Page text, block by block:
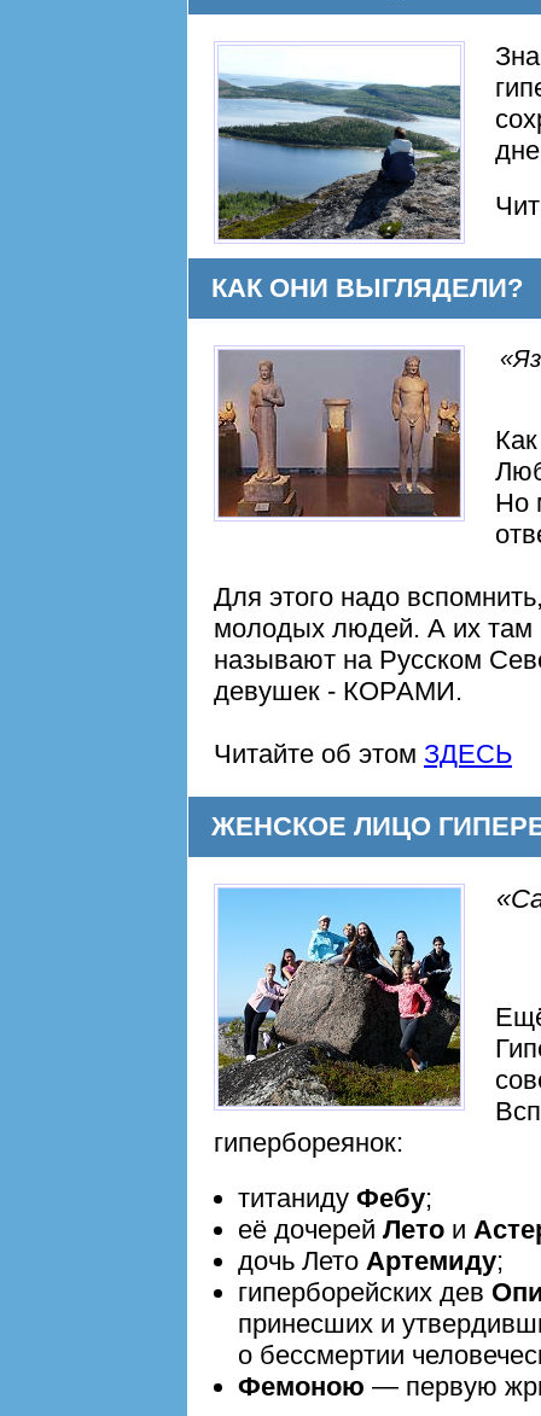
КАК ОНИ ВЫГЛЯДЕЛИ?
Но
Для этого надо
молодых людей. А их там
называют на Русском
девушек - КОРАМИ.
Читайте об этом ЗДЕСЬ
ЖЕНСКОЕ ЛИЦО
гипербореянок:
титаниду Фебу;
её дочерей Лето и
дочь Лето Артемиду;
гиперборейских дев
принесших и
о бессмертии
Фемоною — первую